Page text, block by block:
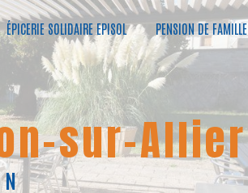
ÉPICERIE SOLIDAIRE EPISOL PENSION DE FAMILLE
sur-Allier